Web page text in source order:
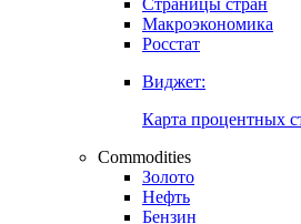
Возможность
Страницы стран
Росстат
Виджет:
Карта процентных